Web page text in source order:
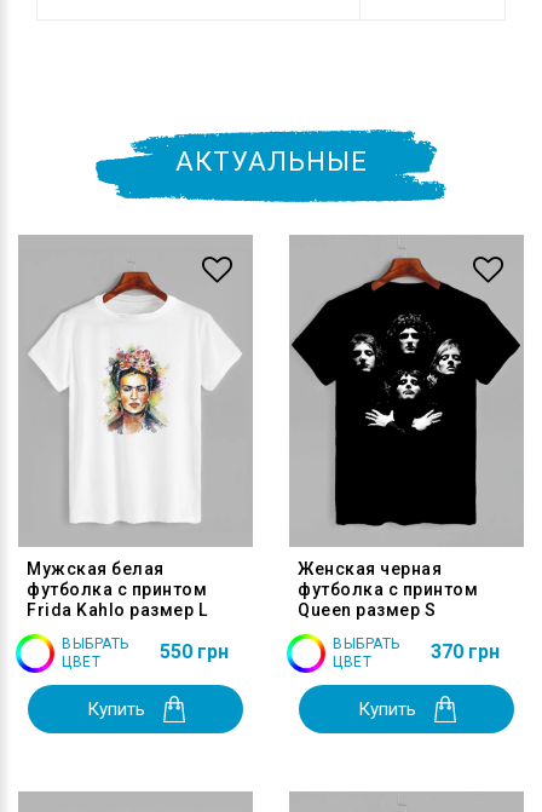
АКТУАЛЬНЫЕ
Мужская белая
футболка с принтом
Frida Kahlo размер L
ВЫБРАТЬ
ЦВЕТ
550 грн
Купить
Женская черная
футболка с принтом
Queen размер S
ВЫБРАТЬ
ЦВЕТ
370 грн
Купить